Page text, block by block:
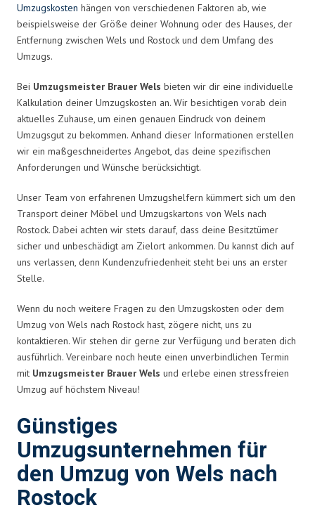
Umzugskosten hängen von verschiedenen Faktoren ab, wie
beispielsweise der Größe deiner Wohnung oder des Hauses, der
Entfernung zwischen Wels und Rostock und dem Umfang des
Umzugs.
Bei Umzugsmeister Brauer Wels bieten wir dir eine individuelle
Kalkulation deiner Umzugskosten an. Wir besichtigen vorab dein
aktuelles Zuhause, um einen genauen Eindruck von deinem
Umzugsgut zu bekommen. Anhand dieser Informationen erstellen
wir ein maßgeschneidertes Angebot, das deine spezifischen
Anforderungen und Wünsche berücksichtigt.
Unser Team von erfahrenen Umzugshelfern kümmert sich um den
Transport deiner Möbel und Umzugskartons von Wels nach
Rostock. Dabei achten wir stets darauf, dass deine Besitztümer
sicher und unbeschädigt am Zielort ankommen. Du kannst dich auf
uns verlassen, denn Kundenzufriedenheit steht bei uns an erster
Stelle.
Wenn du noch weitere Fragen zu den Umzugskosten oder dem
Umzug von Wels nach Rostock hast, zögere nicht, uns zu
kontaktieren. Wir stehen dir gerne zur Verfügung und beraten dich
ausführlich. Vereinbare noch heute einen unverbindlichen Termin
mit Umzugsmeister Brauer Wels und erlebe einen stressfreien
Umzug auf höchstem Niveau!
Günstiges
Umzugsunternehmen für
den Umzug von Wels nach
Rostock